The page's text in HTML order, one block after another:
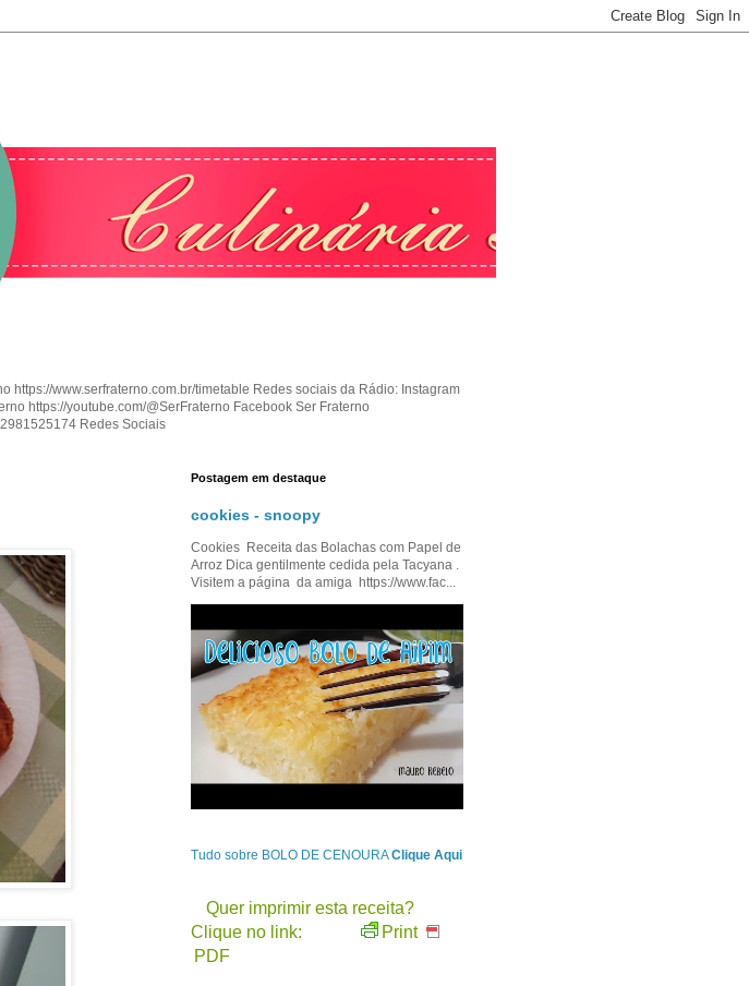
www.serfraterno.com.br/timetable Redes sociais da Rádio: Instagram
https://youtube.com/@SerFraterno Facebook Ser Fraterno
Redes Sociais
Postagem em destaque
cookies - snoopy
Cookies Receita das Bolachas com Papel de
Arroz Dica gentilmente cedida pela Tacyana .
Visitem a página da amiga https://www.fac...
Tudo sobre BOLO DE CENOURAClique Aqui
Quer imprimir esta receita?
Clique no link:
Print
PDF